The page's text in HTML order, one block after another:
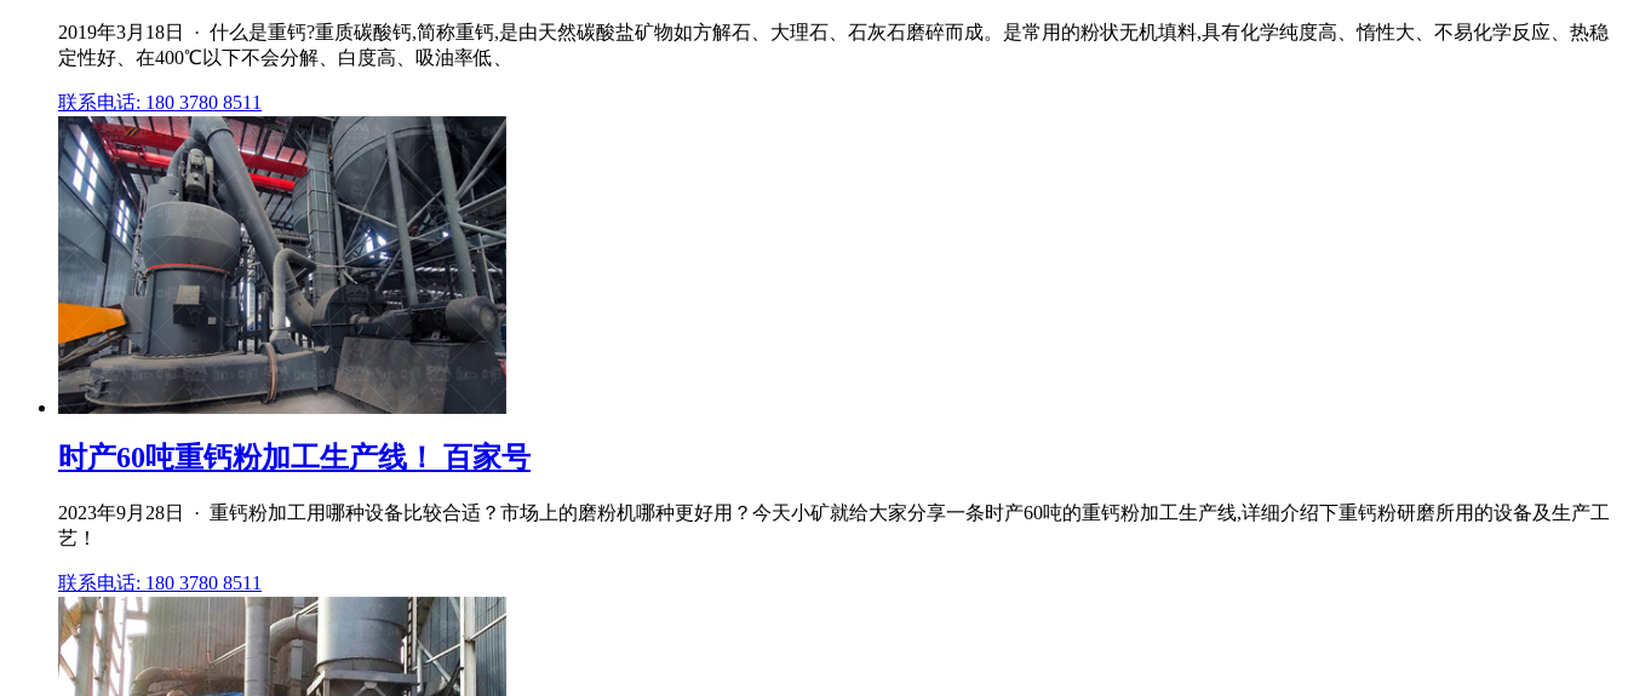
2019年3月18日 · 什么是重钙?重质碳酸钙,简称重钙,是由天然碳酸盐矿物如方解石、大理石、石灰石磨碎而成。是常用的粉状无机填料,具有化学纯度高、惰性大、不易化学反应、热稳
定性好、在400℃以下不会分解、白度高、吸油率低、
联系电话: 180 3780 8511
时产60吨重钙粉加工生产线！ 百家号
2023年9月28日 · 重钙粉加工用哪种设备比较合适？市场上的磨粉机哪种更好用？今天小矿就给大家分享一条时产60吨的重钙粉加工生产线,详细介绍下重钙粉研磨所用的设备及生产工
艺！
联系电话: 180 3780 8511